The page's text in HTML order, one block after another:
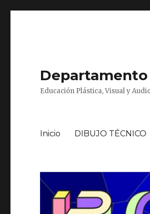
Educación Plástica, Visual y
Inicio DIBUJO TÉCNICO